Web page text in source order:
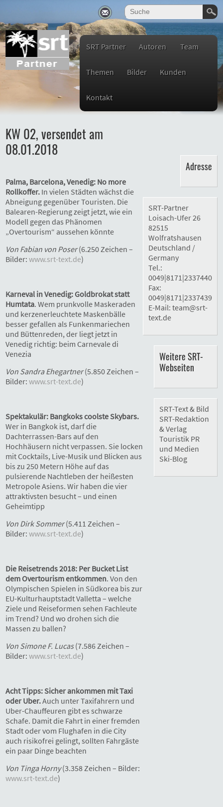
SRT Partner Autoren Team
Themen Bilder Kunden
Kontakt
KW 02, versendet am
08.01.2018
Palma, Barcelona, Venedig: No more
Rollkoffer. In vielen Städten wächst die
Abneigung gegenüber Touristen. Die
Balearen-Regierung zeigt jetzt, wie ein
Modell gegen das Phänomen
„Overtourism“ aussehen könnte
Von Fabian von Poser(6.250 Zeichen –
Bilder:www.srt-text.de)
Karneval in Venedig: Goldbrokat statt
Humtata. Wem prunkvolle Maskeraden
und kerzenerleuchtete Maskenbälle
besser gefallen als Funkenmariechen
und Büttenreden, der liegt jetzt in
Venedig richtig: beim Carnevale di
Venezia
Von Sandra Ehegartner(5.850 Zeichen –
Bilder:www.srt-text.de)
Spektakulär: Bangkoks coolste Skybars.
Wer in Bangkok ist, darf die
Dachterrassen-Bars auf den
Hochhäusern nicht verpassen. Sie locken
mit Cocktails, Live-Musik und Blicken aus
bis zu 250 Metern Höhe auf das
pulsierende Nachtleben der heißesten
Metropole Asiens. Wir haben die vier
attraktivsten besucht – und einen
Geheimtipp
Von Dirk Sommer(5.411 Zeichen –
Bilder:www.srt-text.de)
Die Reisetrends 2018: Per Bucket List
dem Overtourism entkommen. Von den
Olympischen Spielen in Südkorea bis zur
EU-Kulturhauptstadt Valletta – welche
Ziele und Reiseformen sehen Fachleute
im Trend? Und wo drohen sich die
Massen zu ballen?
Von Simone F. Lucas(7.586 Zeichen –
Bilder:www.srt-text.de)
Acht Tipps: Sicher ankommen mit Taxi
oder Uber.Auch unter Taxifahrern und
Uber-Chauffeuren gibt es schwarze
Schafe. Damit die Fahrt in einer fremden
Stadt oder vom Flughafen in die City
auch risikofrei gelingt, sollten Fahrgäste
ein paar Dinge beachten
Von Tinga Horny(3.358 Zeichen – Bilder:
www.srt-text.de)
Adresse
SRT-Partner
Loisach-Ufer 26
82515
Wolfratshausen
Deutschland /
Germany
Tel.:
0049|8171|2337440
Fax:
0049|8171|2337439
E-Mail: team@srt-
text.de
Weitere SRT-
Webseiten
SRT-Text & Bild
SRT-Redaktion
& Verlag
Touristik PR
und Medien
Ski-Blog